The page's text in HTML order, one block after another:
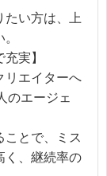
たい方は、上
実】
リエイターへ
のエージェ
ことで、ミス
く、継続率の